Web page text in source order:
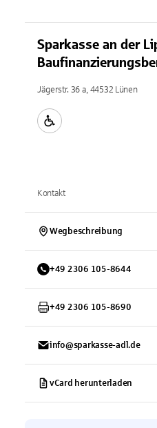
Sparkasse an der
Jägerstr. 36 a, 44532 Lünen
Kontakt
Wegbeschreibung
+49 2306 105-8644
+49 2306 105-8690
info@sparkasse-adl.de
vCard herunterladen